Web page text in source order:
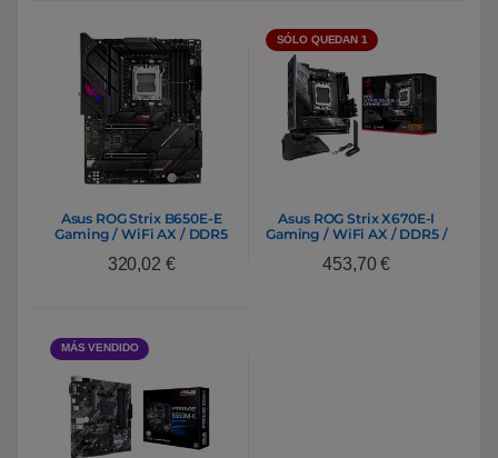
Asus ROG Strix B650E-E
Gaming / WiFi AX / DDR5
320,02 €
SÓLO QUEDAN 1
Asus ROG Strix X670E-I
Gaming / WiFi AX / DDR5 /
453,70€
MÁS VENDIDO